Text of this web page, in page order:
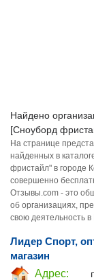
Найдено
[Сноуборд
На странице
найденных в
фристайл" в городе
совершенно
Отзывы.com - это
об организациях,
свою деятельность
Лидер Спорт,
магазин
Адрес: